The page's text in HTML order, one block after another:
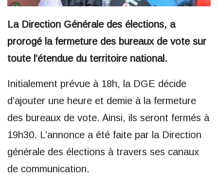
La Direction Générale des élections, a
prorogé la fermeture des bureaux de vote sur
toute l’étendue du territoire national.
Initialement prévue à 18h, la DGE décide
d’ajouter une heure et demie à la fermeture
des bureaux de vote. Ainsi, ils seront fermés à
19h30. L’annonce a été faite par la Direction
générale des élections à travers ses canaux
de communication.